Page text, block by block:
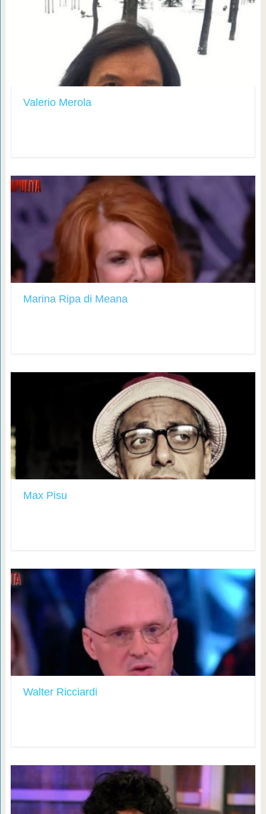
Valerio Merola
Marina Ripa di Meana
Max Pisu
Walter Ricciardi